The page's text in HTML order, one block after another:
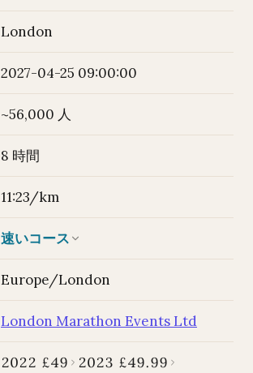
London
2027-04-25 09:00:00
~56,000 人
8 時間
11:23/km
速いコース
Europe/London
London Marathon Events Ltd
2022 £49
2023 £49.99